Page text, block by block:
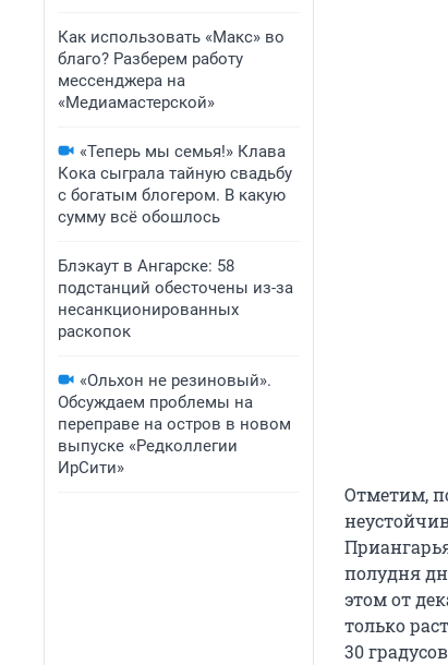
Как использовать «Макс» во
благо? Разберем работу
мессенджера на
«Медиамастерской»
«Теперь мы семья!» Клава
Кока сыграла тайную свадьбу
с богатым блогером. В какую
сумму всё обошлось
Блэкаут в Ангарске: 58
подстанций обесточены из-за
несанкционированных
раскопок
«Ольхон не резиновый».
Обсуждаем проблемы на
переправе на остров в новом
выпуске «Редколлегии
ИрСити»
Отметим,
полудня
этом от
только
30